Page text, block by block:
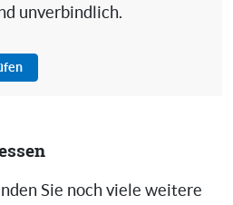
unverbindlich.
Sie noch viele weitere